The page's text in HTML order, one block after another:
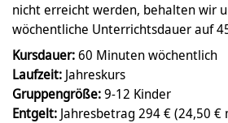
nicht erreicht werden, behalten wir
wöchentliche Unterrichtsdauer auf
Kursdauer:60 Minuten wöchentlich
Laufzeit: Jahreskurs
Gruppengröße:9-12 Kinder
Entgelt: Jahresbetrag 294 € (24,50 €